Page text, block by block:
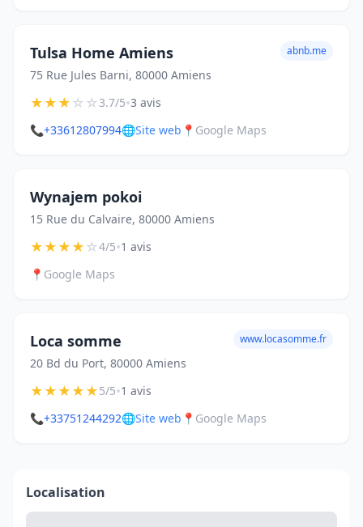
Tulsa Home Amiens
75 Rue Jules Barni, 80000 Amiens
abnb.me
★★★☆☆3.7/5•3 avis
📞+33612807994🌐Site web 📍 Google Maps
Wynajem pokoi
15 Rue du Calvaire, 80000 Amiens
★★★★☆4/5•1 avis
📍 Google Maps
Loca somme
20 Bd du Port, 80000 Amiens
www.locasomme.fr
★★★★★5/5•1 avis
📞+33751244292🌐Site web 📍 Google Maps
Localisation